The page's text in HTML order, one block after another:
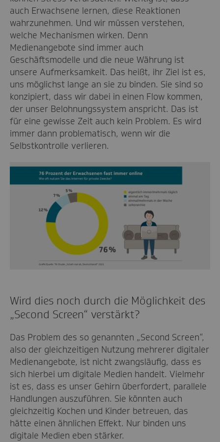
auch Erwachsene lernen, diese Reaktionen
wahrzunehmen. Und wir müssen verstehen,
welche Mechanismen wirken. Denn
Medienangebote sind immer auch
Geschäftsmodelle und die neue Währung ist
unsere Aufmerksamkeit. Das heißt, ihr Ziel ist es,
uns möglichst lange an sie zu binden. Sie sind so
konzipiert, dass wir dabei in einen Flow kommen,
der unser Belohnungssystem anspricht. Das ist
für eine gewisse Zeit auch kein Problem. Es wird
immer dann problematisch, wenn wir die
Selbstkontrolle verlieren.
Wird dies noch durch die Möglichkeit des
„Second Screen“ verstärkt?
Das Problem des so genannten „Second Screen“,
also der gleichzeitigen Nutzung mehrerer digitaler
Medienangebote, ist nicht zwangsläufig, dass es
sich hierbei um digitale Medien handelt. Vielmehr
ist es, dass es unser Gehirn überfordert, parallele
Handlungen auszuführen. Sie könnten auch
gleichzeitig Kochen und Kinder betreuen, das
hätte einen ähnlichen Effekt. Nur binden uns
digitale Medien eben stärker.